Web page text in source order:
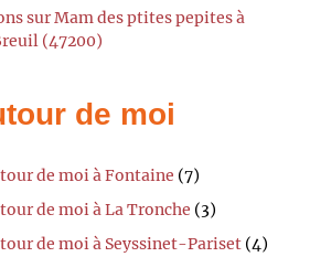
sur Mam des ptites pepites à
(47200)
de moi
de moi à Fontaine (7)
de moi à La Tronche (3)
de moi à Seyssinet-Pariset (4)